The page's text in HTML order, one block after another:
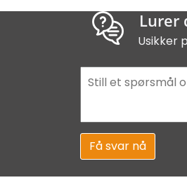
Lurer
Usikker
Få svar nå